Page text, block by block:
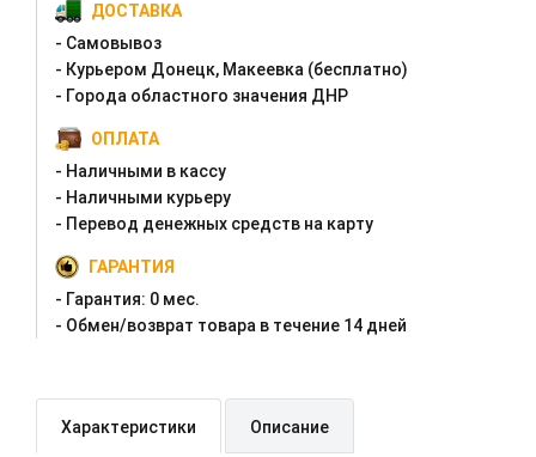
ДОСТАВКА
- Самовывоз
- Курьером Донецк, Макеевка (бесплатно)
- Города областного значения ДНР
ОПЛАТА
- Наличными в кассу
- Наличными курьеру
- Перевод денежных средств на карту
ГАРАНТИЯ
- Гарантия: 0 мес.
- Oбмен/возврат товара в течение 14 дней
Характеристики Описание